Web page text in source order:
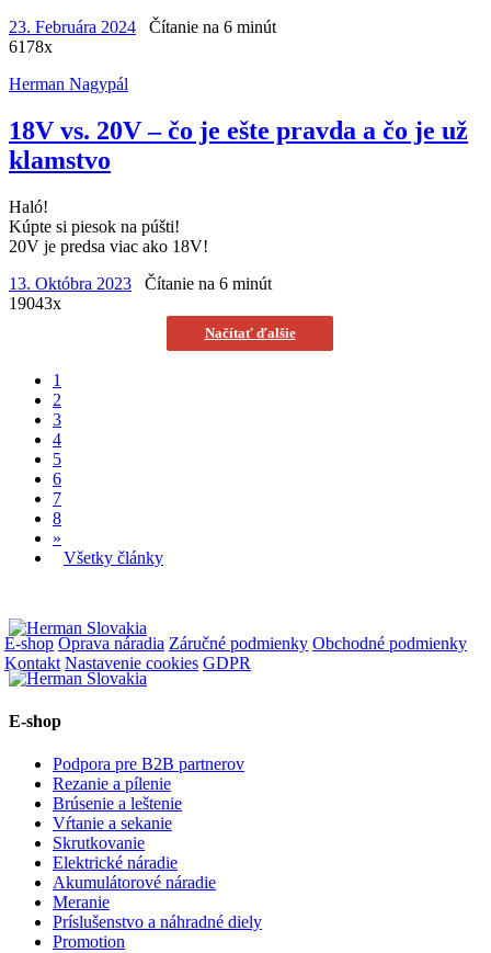
23. Februára 2024
Čítanie na 6 minút
6178x
Herman Nagypál
18V vs. 20V – čo je ešte pravda a čo je už
klamstvo
Haló!
Kúpte si piesok na púšti!
20V je predsa viac ako 18V!
13. Októbra 2023
Čítanie na 6 minút
19043x
Načítať ďalšie
1
2
3
4
5
6
7
8
»
Všetky články
E-shop Oprava náradia Záručné podmienky Obchodné podmienky
Kontakt Nastavenie cookies GDPR
E-shop
Podpora pre B2B partnerov
Rezanie a pílenie
Brúsenie a leštenie
Vŕtanie a sekanie
Skrutkovanie
Elektrické náradie
Akumulátorové náradie
Meranie
Príslušenstvo a náhradné diely
Promotion